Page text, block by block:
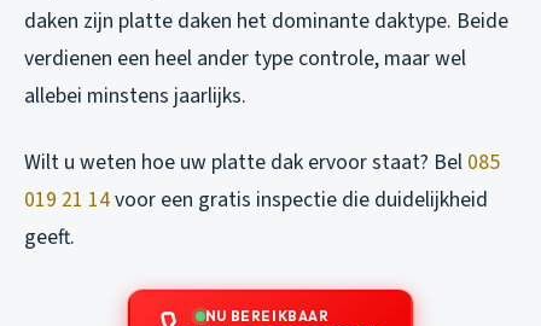
daken zijn platte daken het dominante daktype. Beide
verdienen een heel ander type controle, maar wel
allebei minstens jaarlijks.
Wilt u weten hoe uw platte dak ervoor staat? Bel 085
019 21 14voor een gratis inspectie die duidelijkheid
geeft.
NU BEREIKBAAR